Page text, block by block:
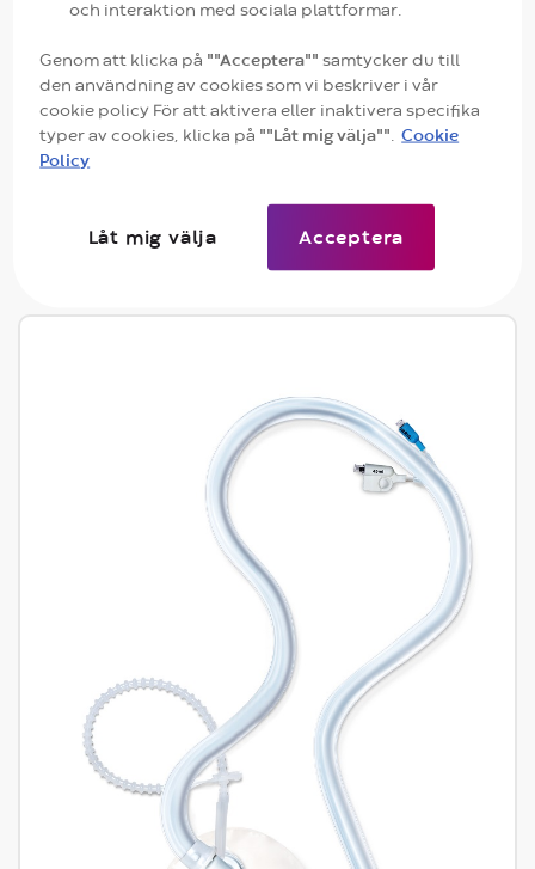
Flexi-Seal™ Protect FMS
och interaktion med sociala plattformar.
Genom att klicka på ""Acceptera"" samtycker du till
den användning av cookies som vi beskriver i vår
cookie policy För att aktivera eller inaktivera specifika
typer av cookies, klicka på ""Låt mig välja""
Cookie
Policy
Acceptera
Låt mig välja